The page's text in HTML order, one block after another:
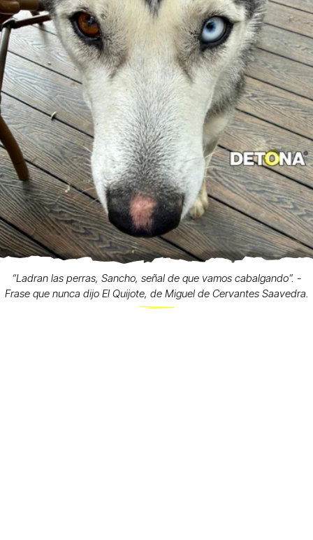
“Ladran las perras, Sancho, señal de que vamos cabalgando”. -
Frase que nunca dijo El Quijote, de Miguel de Cervantes Saavedra.